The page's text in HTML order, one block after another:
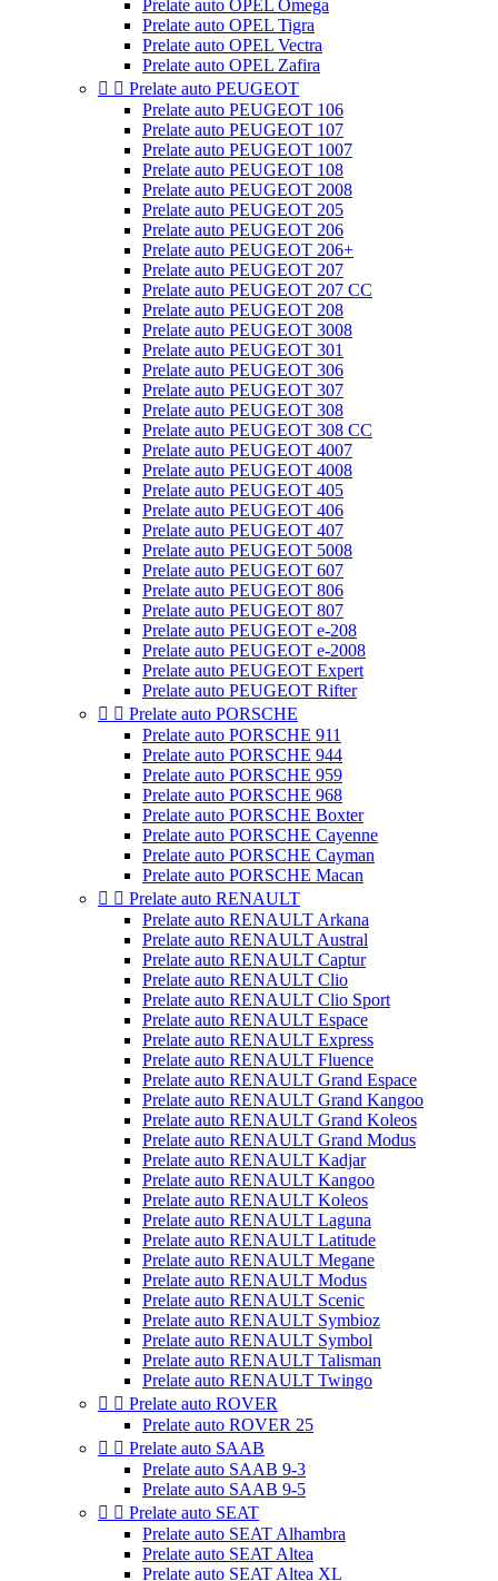
Prelate auto OPEL Omega
Prelate auto OPEL Tigra
Prelate auto OPEL Vectra
Prelate auto OPEL Zafira
  Prelate auto PEUGEOT
Prelate auto PEUGEOT 106
Prelate auto PEUGEOT 107
Prelate auto PEUGEOT 1007
Prelate auto PEUGEOT 108
Prelate auto PEUGEOT 2008
Prelate auto PEUGEOT 205
Prelate auto PEUGEOT 206
Prelate auto PEUGEOT 206+
Prelate auto PEUGEOT 207
Prelate auto PEUGEOT 207 CC
Prelate auto PEUGEOT 208
Prelate auto PEUGEOT 3008
Prelate auto PEUGEOT 301
Prelate auto PEUGEOT 306
Prelate auto PEUGEOT 307
Prelate auto PEUGEOT 308
Prelate auto PEUGEOT 308 CC
Prelate auto PEUGEOT 4007
Prelate auto PEUGEOT 4008
Prelate auto PEUGEOT 405
Prelate auto PEUGEOT 406
Prelate auto PEUGEOT 407
Prelate auto PEUGEOT 5008
Prelate auto PEUGEOT 607
Prelate auto PEUGEOT 806
Prelate auto PEUGEOT 807
Prelate auto PEUGEOT e-208
Prelate auto PEUGEOT e-2008
Prelate auto PEUGEOT Expert
Prelate auto PEUGEOT Rifter
  Prelate auto PORSCHE
Prelate auto PORSCHE 911
Prelate auto PORSCHE 944
Prelate auto PORSCHE 959
Prelate auto PORSCHE 968
Prelate auto PORSCHE Boxter
Prelate auto PORSCHE Cayenne
Prelate auto PORSCHE Cayman
Prelate auto PORSCHE Macan
  Prelate auto RENAULT
Prelate auto RENAULT Arkana
Prelate auto RENAULT Austral
Prelate auto RENAULT Captur
Prelate auto RENAULT Clio
Prelate auto RENAULT Clio Sport
Prelate auto RENAULT Espace
Prelate auto RENAULT Express
Prelate auto RENAULT Fluence
Prelate auto RENAULT Grand Espace
Prelate auto RENAULT Grand Kangoo
Prelate auto RENAULT Grand Koleos
Prelate auto RENAULT Grand Modus
Prelate auto RENAULT Kadjar
Prelate auto RENAULT Kangoo
Prelate auto RENAULT Koleos
Prelate auto RENAULT Laguna
Prelate auto RENAULT Latitude
Prelate auto RENAULT Megane
Prelate auto RENAULT Modus
Prelate auto RENAULT Scenic
Prelate auto RENAULT Symbioz
Prelate auto RENAULT Symbol
Prelate auto RENAULT Talisman
Prelate auto RENAULT Twingo
  Prelate auto ROVER
Prelate auto ROVER 25
  Prelate auto SAAB
Prelate auto SAAB 9-3
Prelate auto SAAB 9-5
  Prelate auto SEAT
Prelate auto SEAT Alhambra
Prelate auto SEAT Altea
Prelate auto SEAT Altea XL